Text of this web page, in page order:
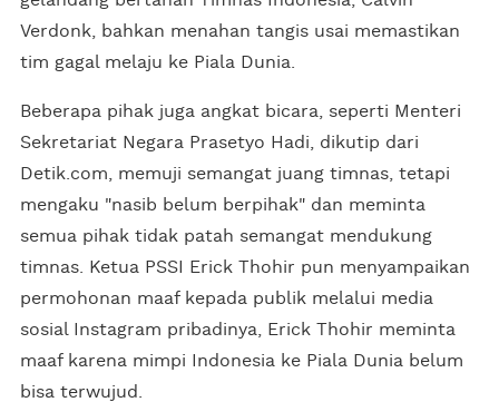
Verdonk, bahkan menahan tangis usai memastikan
tim gagal melaju ke Piala Dunia.
Beberapa pihak juga angkat bicara, seperti Menteri
Sekretariat Negara Prasetyo Hadi, dikutip dari
Detik.com, memuji semangat juang timnas, tetapi
mengaku "nasib belum berpihak" dan meminta
semua pihak tidak patah semangat mendukung
timnas. Ketua PSSI Erick Thohir pun menyampaikan
permohonan maaf kepada publik melalui media
sosial Instagram pribadinya, Erick Thohir meminta
maaf karena mimpi Indonesia ke Piala Dunia belum
bisa terwujud.